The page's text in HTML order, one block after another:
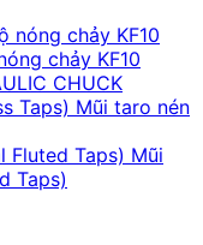
chảy KF10
CHUCK
Mũi taro nén
Mũi
Taps)